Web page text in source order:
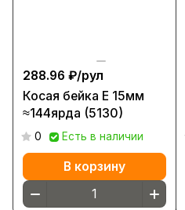
288.96 ₽/рул
Косая бейка Е 15мм
≈144ярда (5130)
0 Есть в наличии
В корзину